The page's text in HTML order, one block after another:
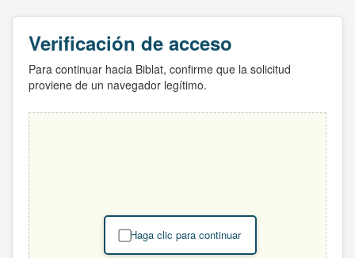
Verificación de acceso
Para continuar hacia Biblat, confirme que la solicitud
proviene de un navegador legítimo.
Haga clic para continuar